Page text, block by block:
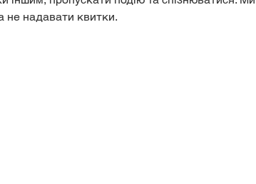
не надавати квитки.